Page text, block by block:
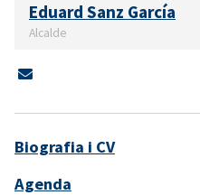
Eduard Sanz García
Alcalde
Biografia i CV
Agenda